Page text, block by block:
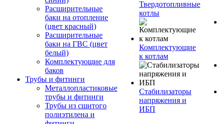
Расширительные
баки на отопление
(цвет красный)
Расширительные
баки на ГВС (цвет
белый)
Комплектующие для
баков
Трубы и фитинги
Металлопластиковые
трубы и фитинги
Трубы из сшитого
полиэтилена и
Твердотопливные
котлы
Комплектующие
к котлам
Стабилизаторы
напряжения и
ИБП